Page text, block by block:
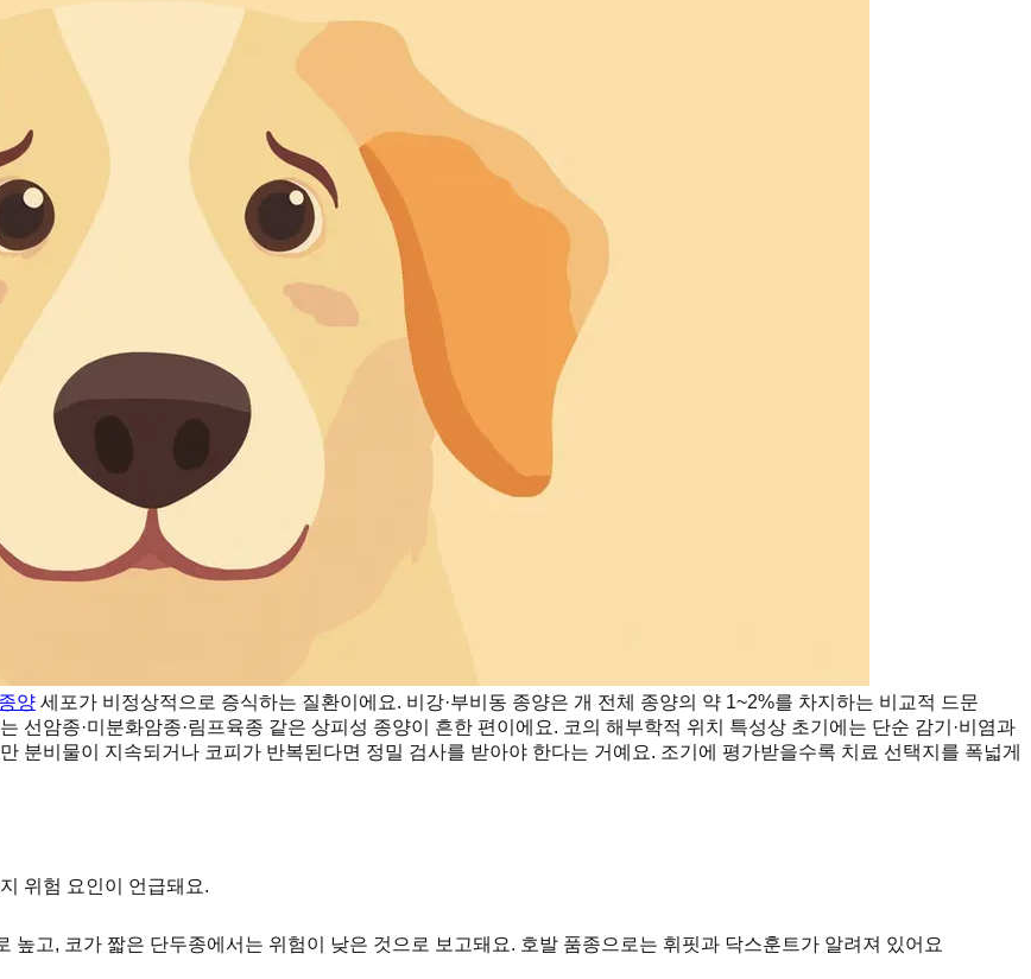
종양 세포가 비정상적으로 증식하는 질환이에요. 비강·부비동 종양은 개 전체 종양의 약 1~2%를 차지하는 비교적 드문
선암종·미분화암종·림프육종 같은 상피성 종양이 흔한 편이에요. 코의 해부학적 위치 특성상 초기에는 단순 감기·비염과
분비물이 지속되거나 코피가 반복된다면 정밀 검사를 받아야 한다는 거예요. 조기에 평가받을수록 치료 선택지를 폭넓게
위험 요인이 언급돼요.
높고, 코가 짧은 단두종에서는 위험이 낮은 것으로 보고돼요. 호발 품종으로는 휘핏과 닥스훈트가 알려져 있어요